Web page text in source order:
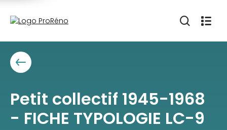
Petit collectif 1945-1968
- FICHE TYPOLOGIE LC-9